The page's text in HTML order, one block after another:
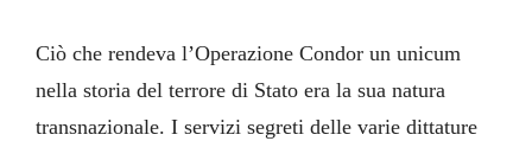
Ciò che rendeva l’Operazione Condor un unicum
nella storia del terrore di Stato era la sua natura
transnazionale. I servizi segreti delle varie dittature